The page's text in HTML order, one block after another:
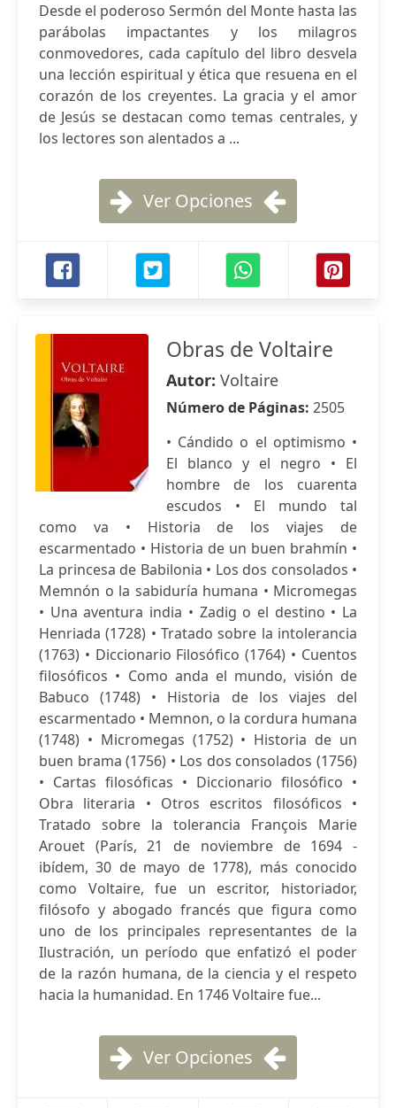
Desde el poderoso Sermón del Monte hasta las
parábolas impactantes y los milagros
conmovedores, cada capítulo del libro desvela
una lección espiritual y ética que resuena en el
corazón de los creyentes. La gracia y el amor
de Jesús se destacan como temas centrales, y
los lectores son alentados a ...
Ver Opciones
Obras de Voltaire
Autor: Voltaire
Número de Páginas: 2505
• Cándido o el optimismo •
El blanco y el negro • El
hombre de los cuarenta
escudos • El mundo tal
como va • Historia de los viajes de
escarmentado • Historia de un buen brahmín •
La princesa de Babilonia • Los dos consolados •
Memnón o la sabiduría humana • Micromegas
• Una aventura india • Zadig o el destino • La
Henriada (1728) • Tratado sobre la intolerancia
(1763) • Diccionario Filosófico (1764) • Cuentos
filosóficos • Como anda el mundo, visión de
Babuco (1748) • Historia de los viajes del
escarmentado • Memnon, o la cordura humana
(1748) • Micromegas (1752) • Historia de un
buen brama (1756) • Los dos consolados (1756)
• Cartas filosóficas • Diccionario filosófico •
Obra literaria • Otros escritos filosóficos •
Tratado sobre la tolerancia François Marie
Arouet (París, 21 de noviembre de 1694 -
ibídem, 30 de mayo de 1778), más conocido
como Voltaire, fue un escritor, historiador,
filósofo y abogado francés que figura como
uno de los principales representantes de la
Ilustración, un período que enfatizó el poder
de la razón humana, de la ciencia y el respeto
hacia la humanidad. En 1746 Voltaire fue...
Ver Opciones